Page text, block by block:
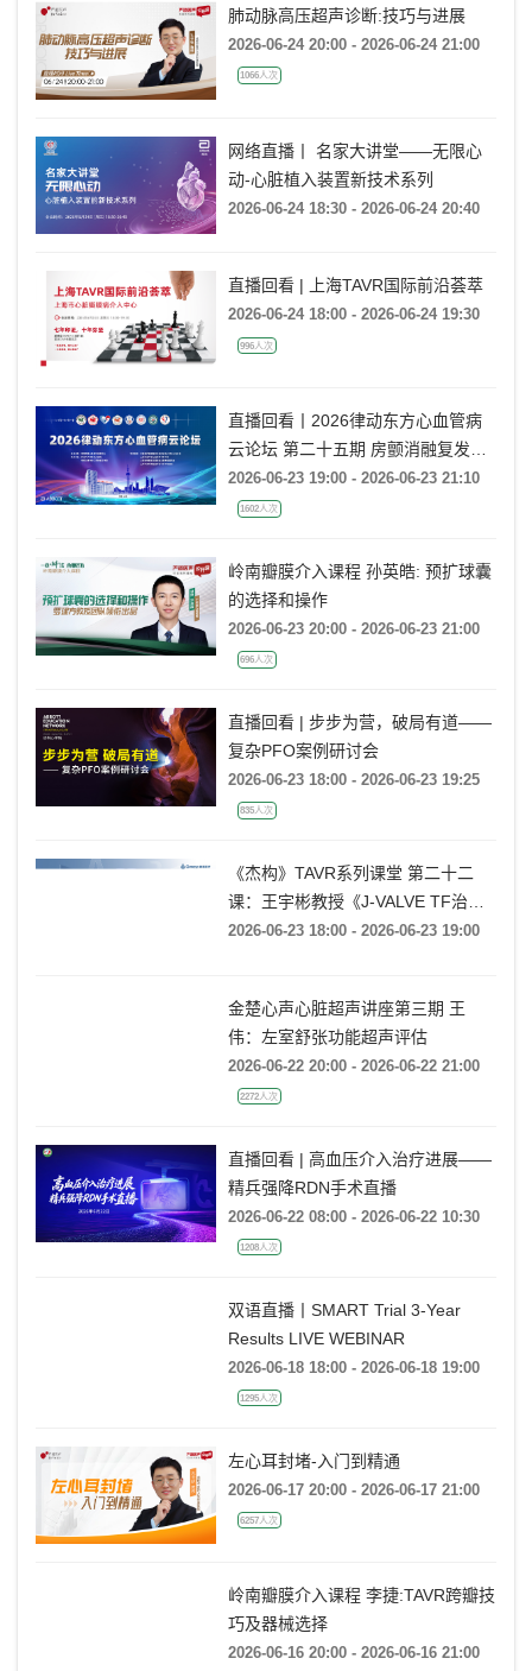
肺动脉高压超声诊断:技巧与进展
2026-06-24 20:00 - 2026-06-24 21:00
1066人次
网络直播丨 名家大讲堂——无限心
动-心脏植入装置新技术系列
2026-06-24 18:30 - 2026-06-24 20:40
直播回看 | 上海TAVR国际前沿荟萃
2026-06-24 18:00 - 2026-06-24 19:30
996人次
直播回看丨2026律动东方心血管病
云论坛 第二十五期 房颤消融复发后
的处理策略
2026-06-23 19:00 - 2026-06-23 21:10
1602人次
岭南瓣膜介入课程 孙英皓: 预扩球囊
的选择和操作
2026-06-23 20:00 - 2026-06-23 21:00
696人次
直播回看 | 步步为营，破局有道——
复杂PFO案例研讨会
2026-06-23 18:00 - 2026-06-23 19:25
835人次
《杰构》TAVR系列课堂 第二十二
课：王宇彬教授《J-VALVE TF治疗
52mm超大窦部AR：入窦策略与释
2026-06-23 18:00 - 2026-06-23 19:00
金楚心声心脏超声讲座第三期 王
伟：左室舒张功能超声评估
2026-06-22 20:00 - 2026-06-22 21:00
2272人次
直播回看 | 高血压介入治疗进展——
精兵强降RDN手术直播
2026-06-22 08:00 - 2026-06-22 10:30
1208人次
双语直播丨SMART Trial 3-Year
Results LIVE WEBINAR
2026-06-18 18:00 - 2026-06-18 19:00
1295人次
左心耳封堵-入门到精通
2026-06-17 20:00 - 2026-06-17 21:00
6257人次
岭南瓣膜介入课程 李捷:TAVR跨瓣技
巧及器械选择
2026-06-16 20:00 - 2026-06-16 21:00